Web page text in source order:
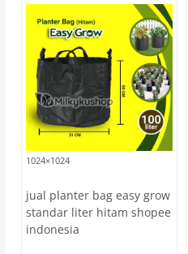
1024×1024
jual planter bag easy grow
standar liter hitam shopee
indonesia